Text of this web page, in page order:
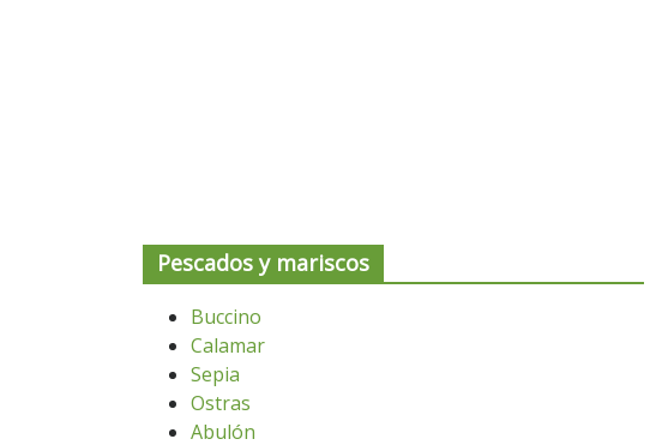
Pescados y mariscos
Buccino
Calamar
Sepia
Ostras
Abulón